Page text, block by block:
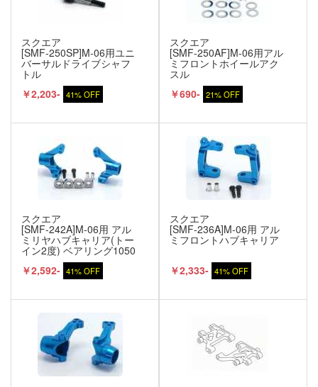
スクエア
[SMF-250SP]M-06用ユニ
バーサルドライブシャフ
トル
￥2,203- 41% OFF
スクエア
[SMF-250AF]M-06用アル
ミフロントホイールアク
スル
￥690- 21% OFF
スクエア
[SMF-242A]M-06用 アル
ミリヤハブキャリア(トー
イン2度) ベアリング1050
￥2,592- 41% OFF
スクエア
[SMF-236A]M-06用 アル
ミフロントハブキャリア
￥2,333- 41% OFF